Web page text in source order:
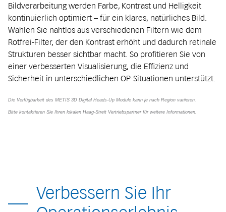
Bildverarbeitung werden Farbe, Kontrast und Helligkeit
kontinuierlich optimiert – für ein klares, natürliches Bild.
Wählen Sie nahtlos aus verschiedenen Filtern wie dem
Rotfrei-Filter, der den Kontrast erhöht und dadurch retinale
Strukturen besser sichtbar macht. So profitieren Sie von
einer verbesserten Visualisierung, die Effizienz und
Sicherheit in unterschiedlichen OP-Situationen unterstützt.
Die Verfügbarkeit des METIS 3D Digital Heads-Up Module kann je nach Region variieren.
Bitte kontaktieren Sie Ihren lokalen Haag-Streit Vertriebspartner für weitere Informationen.
Verbessern Sie Ihr